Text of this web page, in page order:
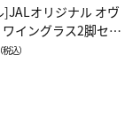
]JALオリジナル オヴ
ワイングラス2脚セッ
ワイン）
（税込）